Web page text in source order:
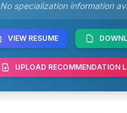
No specialization information
VIEW RESUME
UPLOAD RECOMMENDATION